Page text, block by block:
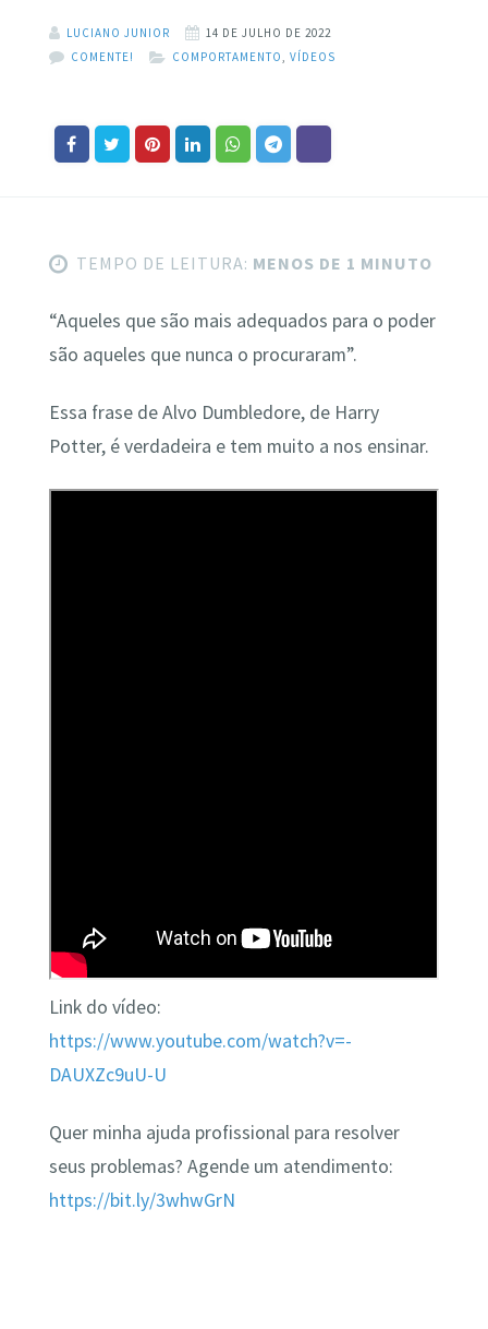
LUCIANO JUNIOR
14 DE JULHO DE 2022
COMENTE!
COMPORTAMENTO VÍDEOS
TEMPO DE LEITURA: MENOS DE 1 MINUTO
“Aqueles que são mais adequados para o poder
são aqueles que nunca o procuraram”.
Essa frase de Alvo Dumbledore, de Harry
Potter, é verdadeira e tem muito a nos ensinar.
Link do vídeo:
https://www.youtube.com/watch?v=-
DAUXZc9uU-U
Quer minha ajuda profissional para resolver
seus problemas? Agende um atendimento:
https://bit.ly/3whwGrN